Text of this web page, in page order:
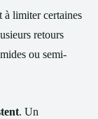
à limiter certaines
retours
ou semi-
. Un